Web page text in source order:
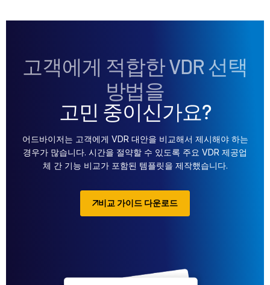
고객에게 적합한 VDR 선택
방법을
고민 중이신가요?
어드바이저는 고객에게 VDR 대안을 비교해서 제시해야 하는
경우가 많습니다. 시간을 절약할 수 있도록 주요 VDR 제공업
체 간 기능 비교가 포함된 템플릿을 제작했습니다.
비교 가이드 다운로드